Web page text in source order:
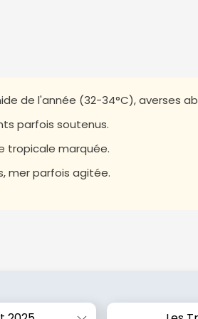
de l'année (32-34°C), averses
parfois soutenus.
tropicale marquée.
mer parfois agitée.